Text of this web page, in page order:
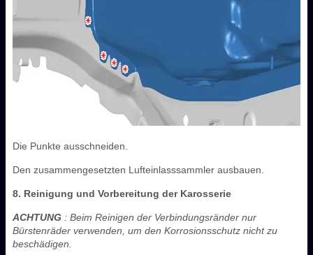
Die Punkte ausschneiden.
Den zusammengesetzten Lufteinlasssammler ausbauen.
8. Reinigung und Vorbereitung der Karosserie
ACHTUNG : Beim Reinigen der Verbindungsränder nur
Bürstenräder verwenden, um den Korrosionsschutz nicht zu
beschädigen.